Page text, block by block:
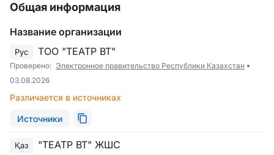
Общая информация
Название организации
Рус ТОО "ТЕАТР ВТ"
Проверено: Электронное правительство Республики Казахстан
03.08.2026
Различается в источниках
Источники
Қаз "ТЕАТР ВТ" ЖШС